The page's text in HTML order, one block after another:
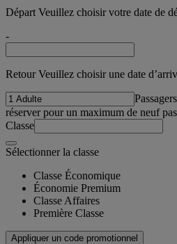
Départ Veuillez choisir votre date de
-
Retour Veuillez choisir une date
Passagers
réserver pour un maximum de neuf
Classe
Sélectionner la classe
Classe Économique
Économie Premium
Classe Affaires
Première Classe
Appliquer un code promotionnel